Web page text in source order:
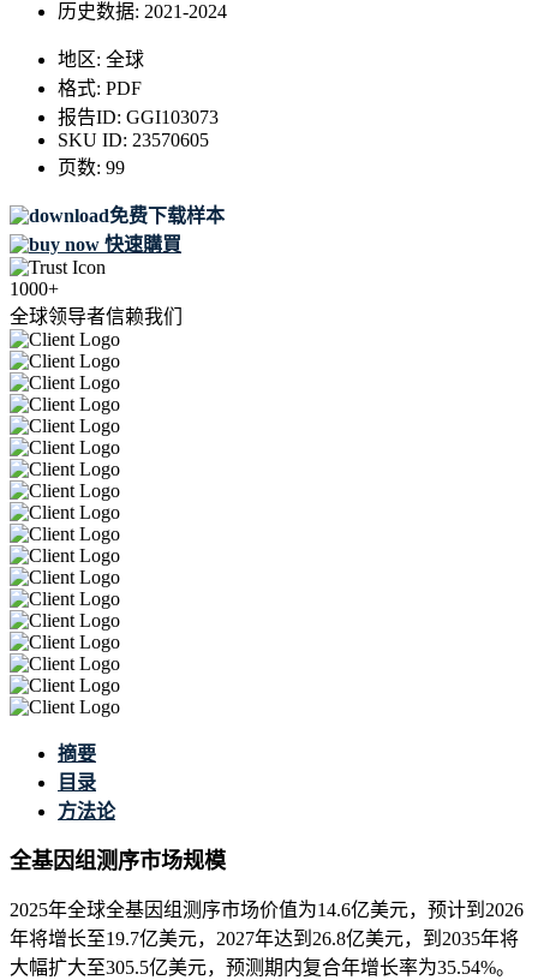
历史数据: 2021-2024
地区: 全球
格式: PDF
报告ID: GGI103073
SKU ID: 23570605
页数: 99
免费下载样本
快速購買
1000+
全球领导者信赖我们
摘要
目录
方法论
全基因组测序市场规模
2025年全球全基因组测序市场价值为14.6亿美元，预计到2026
年将增长至19.7亿美元，2027年达到26.8亿美元，到2035年将
大幅扩大至305.5亿美元，预测期内复合年增长率为35.54%。